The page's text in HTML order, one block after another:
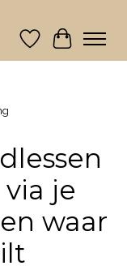
Verlanglijst
je
waar